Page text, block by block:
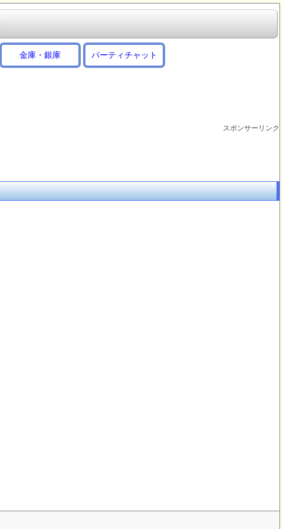
金庫・銀庫 パーティチャット
スポンサーリンク